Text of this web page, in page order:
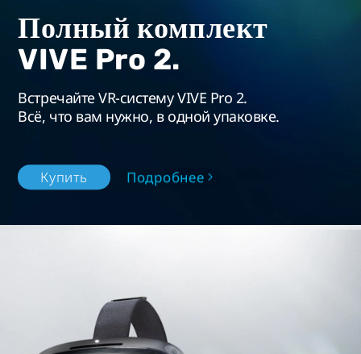
Полный комплект
VIVE Pro 2.
Встречайте VR-систему VIVE Pro 2.
Всё, что вам нужно, в одной упаковке.
Купить Подробнее